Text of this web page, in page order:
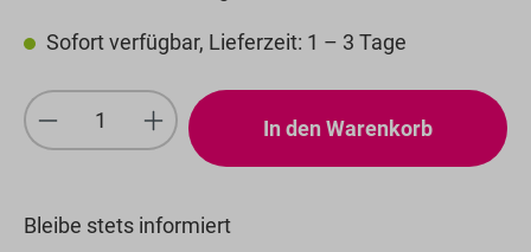
Sofort verfügbar, Lieferzeit: 1 – 3 Tage
Produkt Anzahl: Gib den gewünschten
In den Warenkorb
Bleibe stets informiert